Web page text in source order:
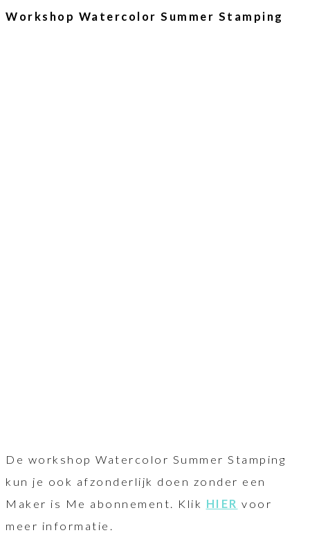
Workshop Watercolor Summer Stamping
De workshop Watercolor Summer Stamping
kun je ook afzonderlijk doen zonder een
Maker is Me abonnement. Klik HIER voor
meer informatie.